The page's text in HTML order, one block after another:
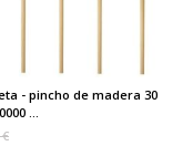
- pincho de madera 30
...